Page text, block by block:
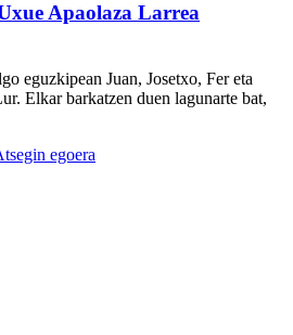
Apaolaza Larrea
eguzkipean Juan, Josetxo, Fer eta
Elkar barkatzen duen lagunarte bat,
egoera